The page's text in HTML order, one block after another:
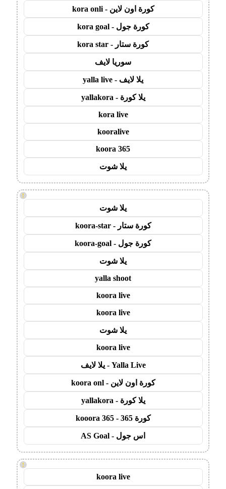
كورة اون لاين - kora onli
كورة جول - kora goal
كورة ستار - kora star
سوريا لايف
يلا لايف - yalla live
يلا كورة - yallakora
kora live
kooralive
koora 365
يلا شوت
!
يلا شوت
كورة ستار - koora-star
كورة جول - koora-goal
يلا شوت
yalla shoot
koora live
koora live
يلا شوت
koora live
Yalla Live - يلا لايف
كورة اون لاين - koora onl
يلا كورة - yallakora
كورة 365 - kooora 365
اس جول - AS Goal
!
koora live